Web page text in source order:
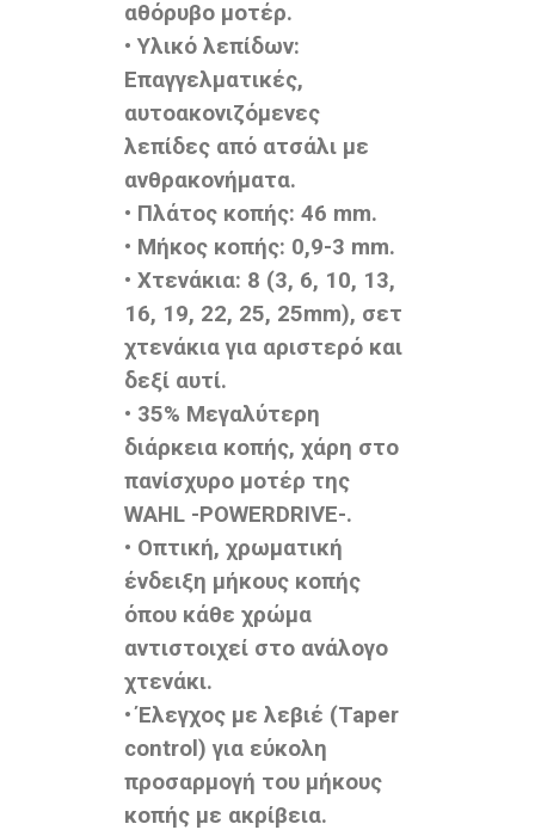
αθόρυβο μοτέρ.
• Υλικό λεπίδων:
Επαγγελματικές,
αυτοακονιζόμενες
λεπίδες από ατσάλι με
ανθρακονήματα.
• Πλάτος κοπής: 46 mm.
• Μήκος κοπής: 0,9-3 mm.
• Χτενάκια: 8 (3, 6, 10, 13,
16, 19, 22, 25, 25mm), σετ
χτενάκια για αριστερό και
δεξί αυτί.
• 35% Μεγαλύτερη
διάρκεια κοπής, χάρη στο
πανίσχυρο μοτέρ της
WAHL -POWERDRIVE-.
• Οπτική, χρωματική
ένδειξη μήκους κοπής
όπου κάθε χρώμα
αντιστοιχεί στο ανάλογο
χτενάκι.
• Έλεγχος με λεβιέ (Taper
control) για εύκολη
προσαρμογή του μήκους
κοπής με ακρίβεια.